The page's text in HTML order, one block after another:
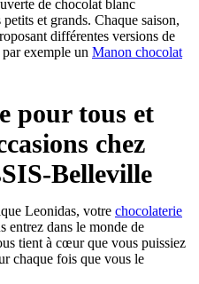
de chocolat blanc
et grands. Chaque saison,
différentes versions de
exemple un Manon chocolat
pour tous et
chez
Belleville
Leonidas, votre chocolaterie
entrez dans le monde de
tient à cœur que vous puissiez
chaque fois que vous le